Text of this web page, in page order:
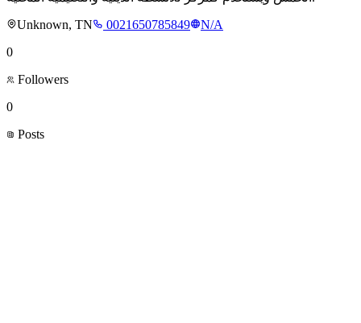
Unknown, TN
0021650785849
N/A
0
Followers
0
Posts